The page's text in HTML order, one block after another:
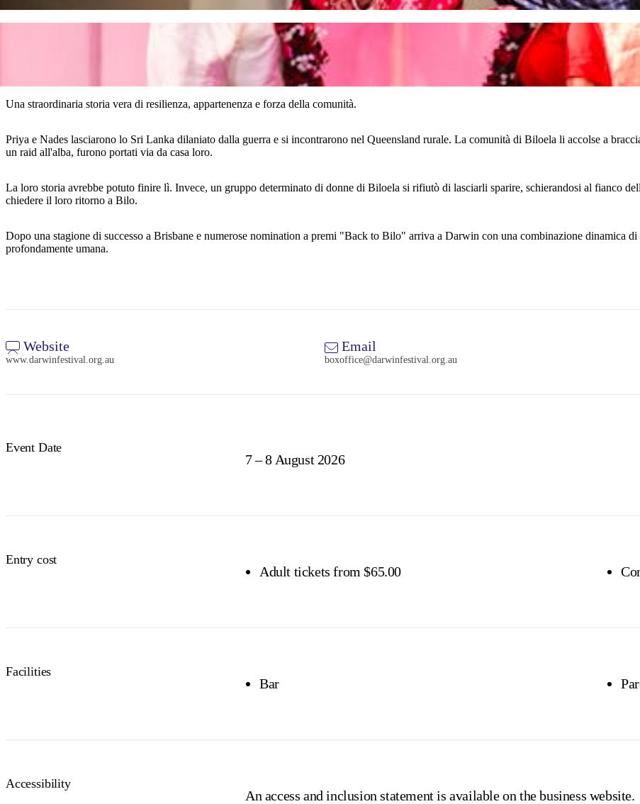
Una straordinaria storia vera di resilienza, appartenenza e forza della comunità.
Priya e Nades lasciarono lo Sri Lanka dilaniato dalla guerra e si incontrarono nel Queensland rurale. La comunità di Biloela li accolse a
un raid all'alba, furono portati via da casa loro.
La loro storia avrebbe potuto finire lì. Invece, un gruppo determinato di donne di Biloela si rifiutò di lasciarli sparire, schierandosi al fianco
chiedere il loro ritorno a Bilo.
Dopo una stagione di successo a Brisbane e numerose nomination a premi "Back to Bilo" arriva a Darwin con una combinazione dinamica
profondamente umana.
Website
www.darwinfestival.org.au
Email
boxoffice@darwinfestival.org.au
Event Date
7 – 8 August 2026
Entry cost
Adult tickets from $65.00
Facilities
Bar
Accessibility
An access and inclusion statement is available on the business website.